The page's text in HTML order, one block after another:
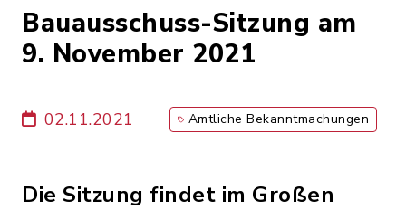
Bauausschuss-Sitzung am
9. November 2021
02.11.2021 Amtliche Bekanntmachungen
Die Sitzung findet im Großen